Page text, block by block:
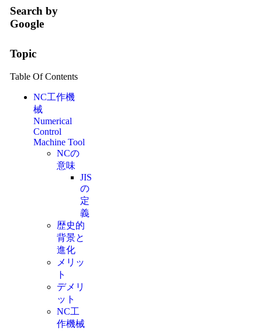
Search by
Google
Topic
Table Of Contents
NC工作機
械
Numerical
Control
Machine Tool
NCの
意味
JIS
の
定
義
歴史的
背景と
進化
メリッ
ト
デメリ
ット
NC工
作機械